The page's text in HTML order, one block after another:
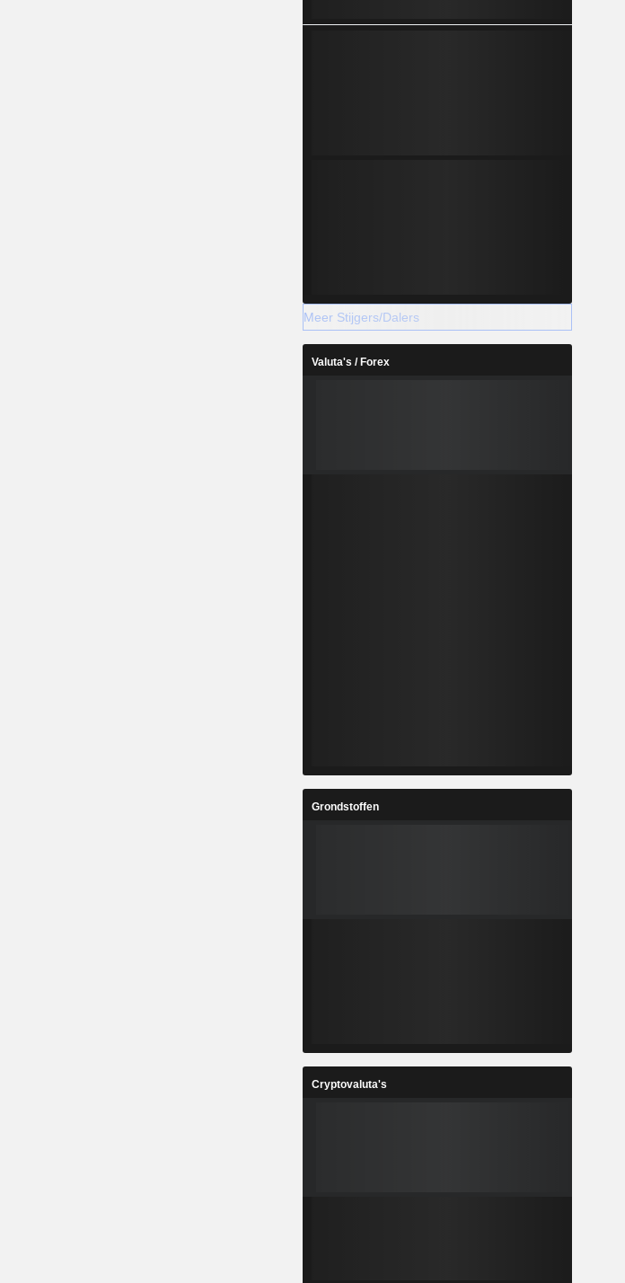
Meer Stijgers/Dalers
Valuta's / Forex
Grondstoffen
Cryptovaluta's